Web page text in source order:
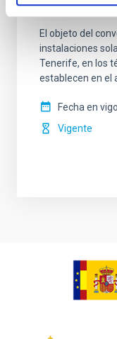
alemanes en
El objeto del
instalaciones
Tenerife, en los
establecen en el
Fecha en
Vigente